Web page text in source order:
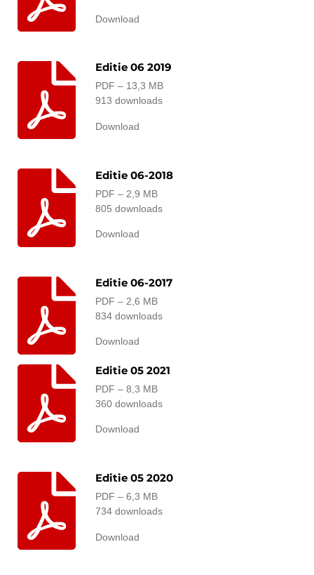
Download
Editie 06 2019
PDF – 13,3 MB
913 downloads
Download
Editie 06-2018
PDF – 2,9 MB
805 downloads
Download
Editie 06-2017
PDF – 2,6 MB
834 downloads
Download
Editie 05 2021
PDF – 8,3 MB
360 downloads
Download
Editie 05 2020
PDF – 6,3 MB
734 downloads
Download